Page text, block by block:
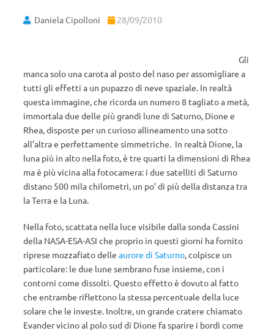
Daniela Cipolloni 28/09/2010
Gli
manca solo una carota al posto del naso per assomigliare a
tutti gli effetti a un pupazzo di neve spaziale. In realtà
questa immagine, che ricorda un numero 8 tagliato a metà,
immortala due delle più grandi lune di Saturno, Dione e
Rhea, disposte per un curioso allineamento una sotto
all’altra e perfettamente simmetriche. In realtà Dione, la
luna più in alto nella foto, è tre quarti la dimensioni di Rhea
ma è più vicina alla fotocamera: i due satelliti di Saturno
distano 500 mila chilometri, un po’ di più della distanza tra
la Terra e la Luna.
Nella foto, scattata nella luce visibile dalla sonda Cassini
della NASA-ESA-ASI che proprio in questi giorni ha fornito
riprese mozzafiato delle aurore di Saturno, colpisce un
particolare: le due lune sembrano fuse insieme, con i
contorni come dissolti. Questo effetto è dovuto al fatto
che entrambe riflettono la stessa percentuale della luce
solare che le investe. Inoltre, un grande cratere chiamato
Evander vicino al polo sud di Dione fa sparire i bordi come